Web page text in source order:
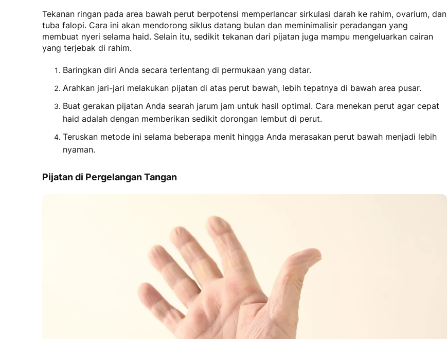
Tekanan ringan pada area bawah perut berpotensi memperlancar sirkulasi darah ke rahim, ovarium, dan
tuba falopi. Cara ini akan mendorong siklus datang bulan dan meminimalisir peradangan yang
membuat nyeri selama haid. Selain itu, sedikit tekanan dari pijatan juga mampu mengeluarkan cairan
yang terjebak di rahim.
Baringkan diri Anda secara terlentang di permukaan yang datar.
Arahkan jari-jari melakukan pijatan di atas perut bawah, lebih tepatnya di bawah area pusar.
Buat gerakan pijatan Anda searah jarum jam untuk hasil optimal. Cara menekan perut agar cepat
haid adalah dengan memberikan sedikit dorongan lembut di perut.
Teruskan metode ini selama beberapa menit hingga Anda merasakan perut bawah menjadi lebih
nyaman.
Pijatan di Pergelangan Tangan